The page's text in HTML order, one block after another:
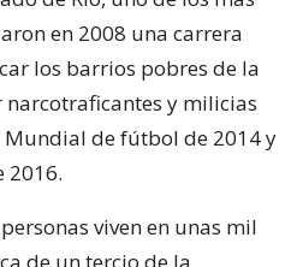
en 2008 una carrera
los barrios pobres de la
y milicias
de fútbol de 2014 y
2016.
viven en unas mil
de un tercio de la